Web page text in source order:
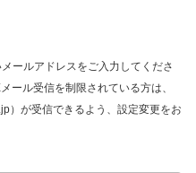
ールアドレスをご入力してくださ
ール受信を制限されている方は、
）が受信できるよう、設定変更をお